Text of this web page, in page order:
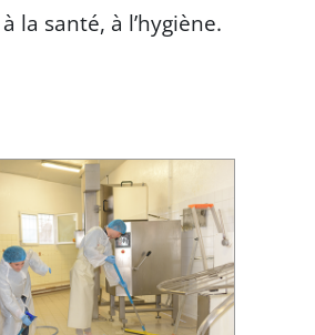
la santé, à l’hygiène.